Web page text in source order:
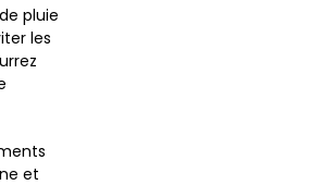
pluie
les
et